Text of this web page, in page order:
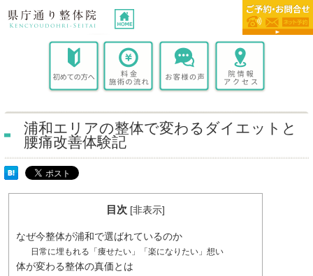
浦和エリアの整体で変わるダイエットと
腰痛改善体験記
目次 [非表示]
なぜ今整体が浦和で選ばれているのか
日常に埋もれる「痩せたい」「楽になりたい」想い
体が変わる整体の真価とは